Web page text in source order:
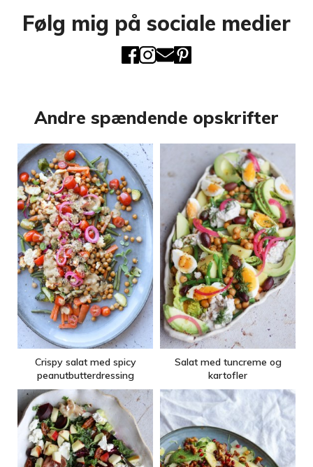
Følg mig på sociale medier
Andre spændende opskrifter
Crispy salat med spicy
peanutbutterdressing
Salat med tuncreme og
kartofler